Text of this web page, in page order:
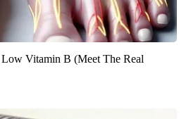
Vitamin B (Meet The Real